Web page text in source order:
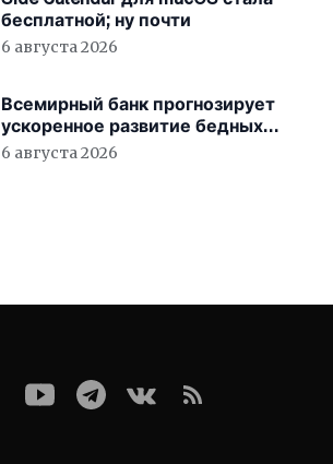
бесплатной; ну почти
6 августа 2026
Всемирный банк прогнозирует
ускоренное развитие бедных
стран за счёт ИИ
6 августа 2026